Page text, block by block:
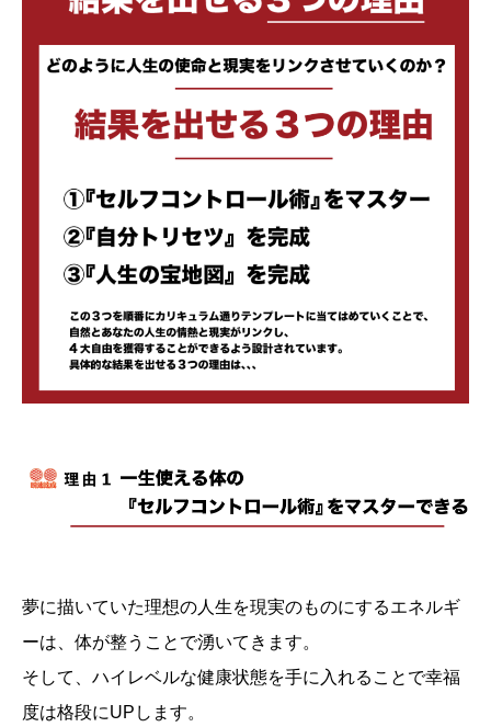
夢に描いていた理想の人生を現実のものにするエネルギ
ーは、体が整うことで湧いてきます。
そして、ハイレベルな健康状態を手に入れることで幸福
度は格段にUPします。